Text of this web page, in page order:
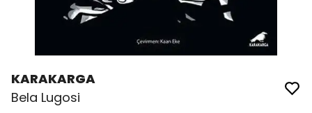
KARAKARGA
Bela Lugosi